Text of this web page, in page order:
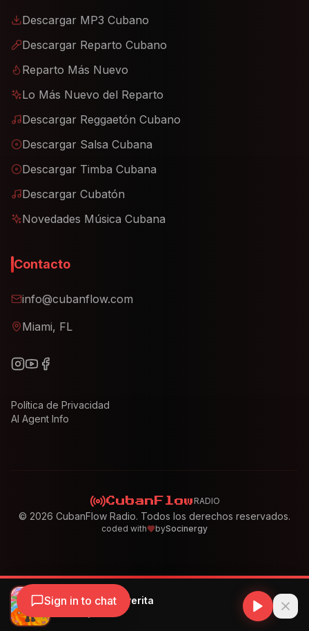
Bad Bunny - Neverita
Sign in to chat
Descargar MP3 Cubano
Descargar Reparto Cubano
Reparto Más Nuevo
Lo Más Nuevo del Reparto
Descargar Reggaetón Cubano
Descargar Salsa Cubana
Descargar Timba Cubana
Descargar Cubatón
Novedades Música Cubana
Contacto
info@cubanflow.com
Miami, FL
Política de Privacidad
AI Agent Info
CubanFlow RADIO
© 2026 CubanFlow Radio. Todos los derechos reservados.
coded with bySocinergy